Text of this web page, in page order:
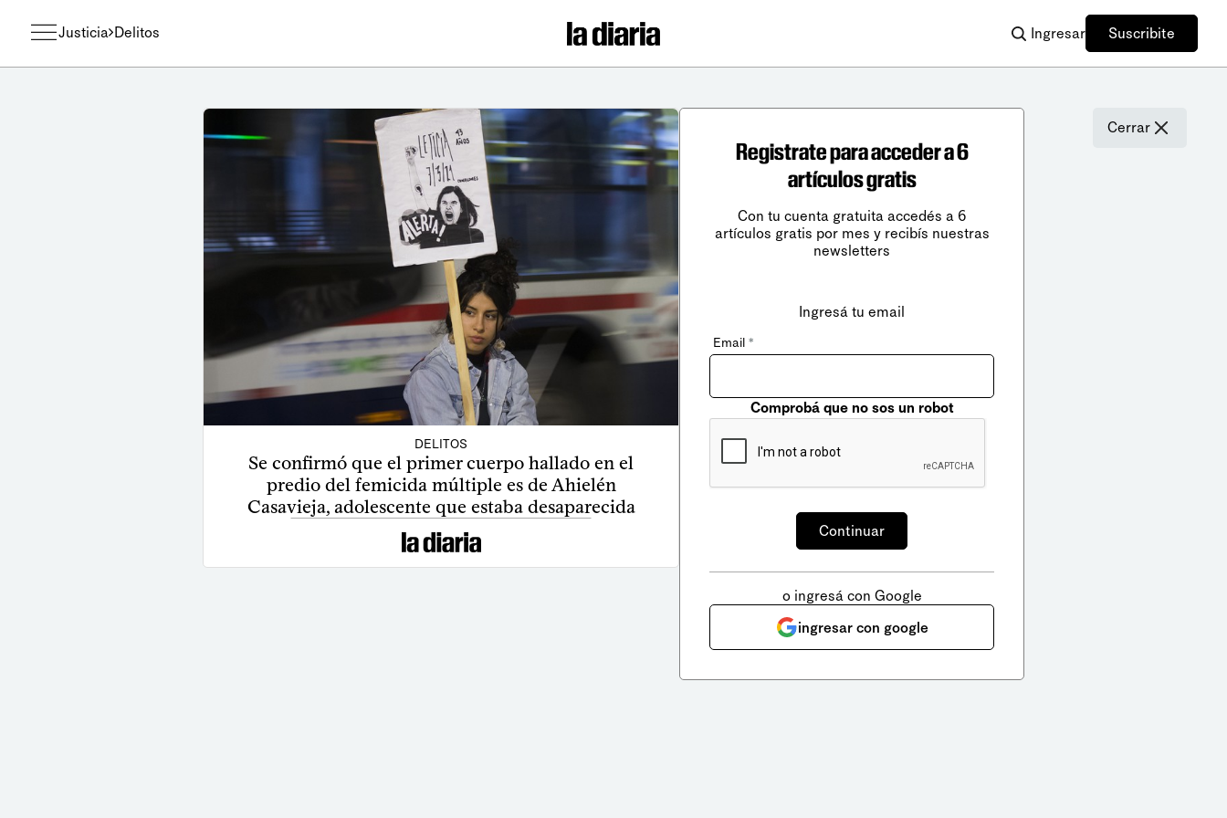
Justicia Delitos Ingresar Suscribite
DELITOS
Se confirmó que el primer cuerpo hallado en el
predio del femicida múltiple es de Ahielén
Casavieja, adolescente que estaba desaparecida
Cerrar
Registrate para acceder a 6
artículos gratis
Con tu cuenta gratuita accedés a 6
artículos gratis por mes y recibís nuestras
newsletters
Ingresá tu email
Email *
Comprobá que no sos un robot
o ingresá con Google
ingresar con google